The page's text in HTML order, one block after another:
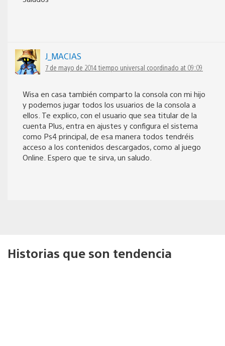
J_MACIAS
7 de mayo de 2014 tiempo universal coordinado at 09:09
Wisa en casa también comparto la consola con mi hijo
y podemos jugar todos los usuarios de la consola a
ellos. Te explico, con el usuario que sea titular de la
cuenta Plus, entra en ajustes y configura el sistema
como Ps4 principal, de esa manera todos tendréis
acceso a los contenidos descargados, como al juego
Online. Espero que te sirva, un saludo.
Historias que son tendencia